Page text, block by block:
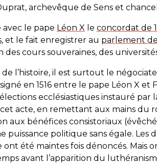
archevêque de Sens et
avec le pape Léon X le concordat de
, et le fait enregistrer au parlement
des cours souveraines, des
l’histoire, il est surtout le
en 1516 entre le pape Léon X et
ecclésiastiques instauré
acte, en remettant aux mains du
aux bénéfices consistoriaux
puissance politique sans égale. Les
ont été maintes fois dénoncés. Mais
avant l’apparition du